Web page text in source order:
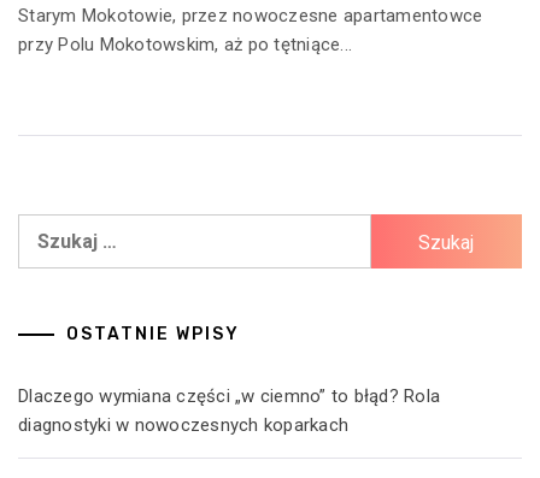
Starym Mokotowie, przez nowoczesne apartamentowce
przy Polu Mokotowskim, aż po tętniące...
Szukaj:
OSTATNIE WPISY
Dlaczego wymiana części „w ciemno” to błąd? Rola
diagnostyki w nowoczesnych koparkach